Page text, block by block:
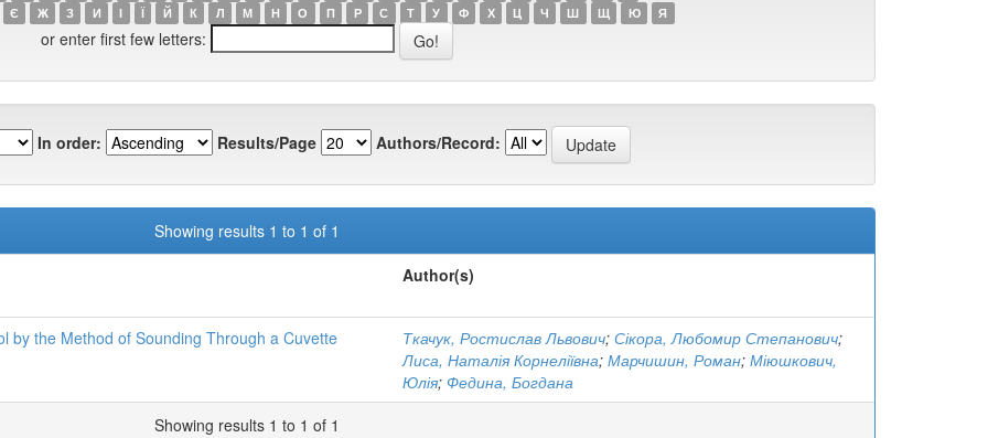
Є Ж З И І Ї Й К Л М Н О П Р С Т У Ф Х Ц Ч Ш Щ Ю Я
or enter first few letters:
In order: Results/Page Authors/Record:
Showing results 1 to 1 of 1
Author(s)
by the Method of Sounding Through a Cuvette Ткачук, Ростислав Львович; Сікора, Любомир Степанович;
Лиса, Наталія Корнеліївна; Марчишин, Роман; Міюшкович,
Юлія; Федина, Богдана
Showing results 1 to 1 of 1